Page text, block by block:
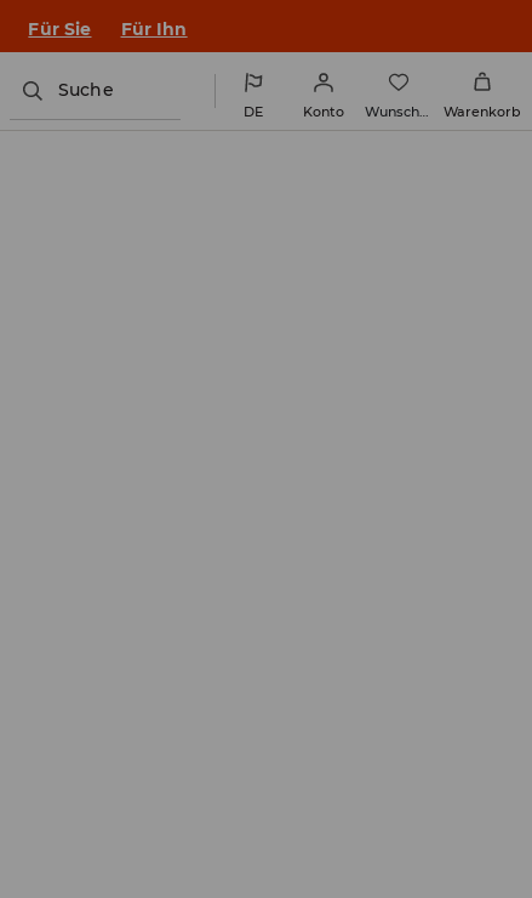
Für Sie Für Ihn
Suche
DE Konto Wunschliste Warenkorb